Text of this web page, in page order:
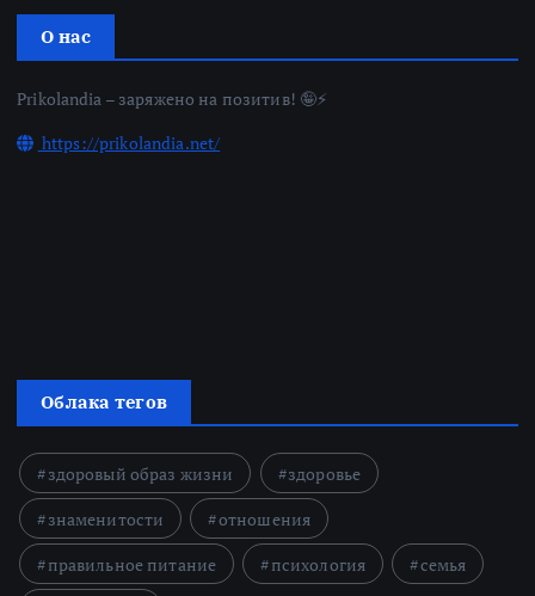
О нас
Prikolandia – заряжено на позитив! 🤪⚡
https://prikolandia.net/
Облака тегов
здоровый образ жизни
здоровье
знаменитости
отношения
правильное питание
психология
семья